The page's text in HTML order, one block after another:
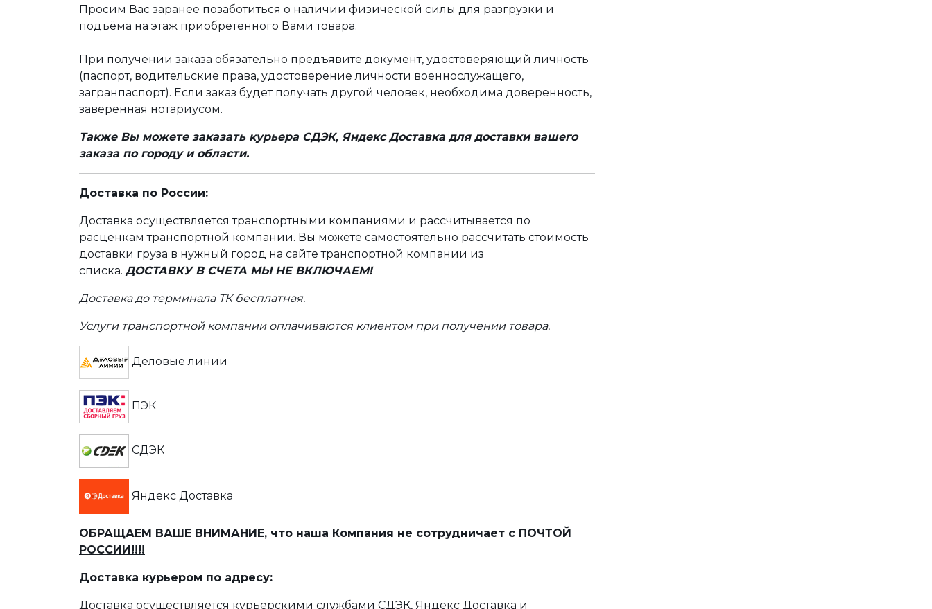
Просим Вас заранее позаботиться о наличии физической силы для разгрузки и
подъёма на этаж приобретенного Вами товара.
При получении заказа обязательно предъявите документ, удостоверяющий личность
(паспорт, водительские права, удостоверение личности военнослужащего,
загранпаспорт). Если заказ будет получать другой человек, необходима доверенность,
заверенная нотариусом.
Также Вы можете заказать курьера СДЭК, Яндекс Доставка для доставки вашего
заказа по городу и области.
Доставка по России:
Доставка осуществляется транспортными компаниями и рассчитывается по
расценкам транспортной компании. Вы можете самостоятельно рассчитать стоимость
доставки груза в нужный город на сайте транспортной компании из
списка. ДОСТАВКУ В СЧЕТА МЫ НЕ ВКЛЮЧАЕМ!
Доставка до терминала ТК бесплатная.
Услуги транспортной компании оплачиваются клиентом при получении товара.
Деловые линии
ПЭК
СДЭК
Яндекс Доставка
ОБРАЩАЕМ ВАШЕ ВНИМАНИЕ, что наша Компания не сотрудничает с ПОЧТОЙ
РОССИИ!!!!
Доставка курьером по адресу:
Доставка осуществляется курьерскими службами СДЭК, Яндекс Доставка и